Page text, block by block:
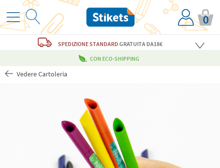
0
SPEDIZIONE STANDARD GRATUITADA18€
CON ECO-SHIPPING
Vedere Cartoleria